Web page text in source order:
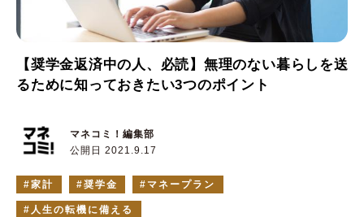
【奨学金返済中の人、必読】無理のない暮らしを送
るために知っておきたい3つのポイント
公開日 2021.9.17
マネコミ！編集部
家計 奨学金 マネープラン
人生の転機に備える